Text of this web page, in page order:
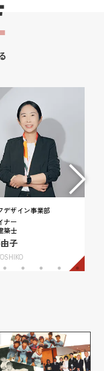
デザイン事業部
ナー
築士
子